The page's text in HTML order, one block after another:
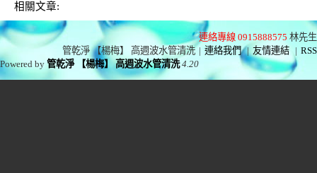
相關文章:
連絡專線 0915888575 林先生
管乾淨 【楊梅】 高週波水管清洗 | 連絡我們 | 友情連結 | RSS
Powered by管乾淨 【楊梅】 高週波水管清洗 4.20